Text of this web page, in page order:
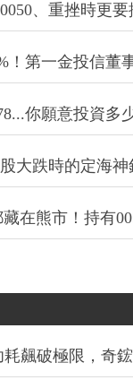
、重挫時更
！第一金投信董
你願意投資多
大跌時的定海
在熊市！持有
飆破極限，奇